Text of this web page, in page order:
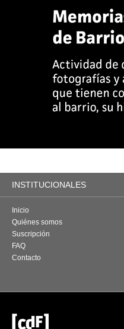
INSTITUCIONALES
Inicio
Quiénes somos
Suscripción
FAQ
Contacto